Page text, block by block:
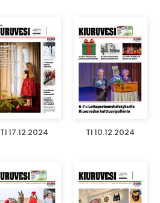
TI 17.12.2024 TI 10.12.2024